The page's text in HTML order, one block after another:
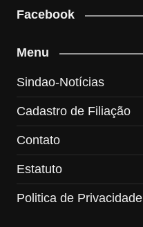
Facebook
Menu
Sindao-Notícias
Cadastro de Filiação
Contato
Estatuto
Politica de Privacidade